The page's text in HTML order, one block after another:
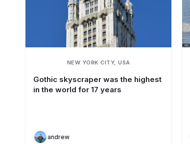
NEW YORK CITY, USA
Gothic skyscraper was the highest
in the world for 17 years
andrew